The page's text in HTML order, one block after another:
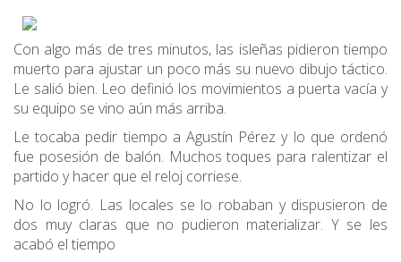
Con algo más de tres minutos, las isleñas pidieron tiempo
muerto para ajustar un poco más su nuevo dibujo táctico.
Le salió bien. Leo definió los movimientos a puerta vacía y
su equipo se vino aún más arriba.
Le tocaba pedir tiempo a Agustín Pérez y lo que ordenó
fue posesión de balón. Muchos toques para ralentizar el
partido y hacer que el reloj corriese.
No lo logró. Las locales se lo robaban y dispusieron de
dos muy claras que no pudieron materializar. Y se les
acabó el tiempo